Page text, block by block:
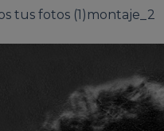
tus fotos (1)montaje_2